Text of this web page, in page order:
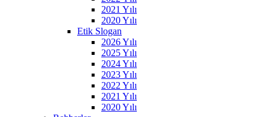
2021 Yılı
2020 Yılı
Etik Slogan
2026 Yılı
2025 Yılı
2024 Yılı
2023 Yılı
2022 Yılı
2021 Yılı
2020 Yılı